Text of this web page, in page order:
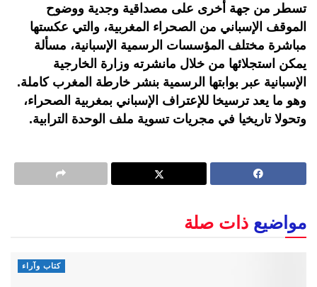
تسطر من جهة أخرى على مصداقية وجدية ووضوح
الموقف الإسباني من الصحراء المغربية، والتي عكستها
مباشرة مختلف المؤسسات الرسمية الإسبانية، مسألة
يمكن استجلائها من خلال مانشرته وزارة الخارجية
الإسبانية عبر بوابتها الرسمية بنشر خارطة المغرب كاملة.
وهو ما يعد ترسيخا للإعتراف الإسباني بمغربية الصحراء،
وتحولا تاريخيا في مجريات تسوية ملف الوحدة الترابية.
مواضيع ذات صلة
كتاب وآراء